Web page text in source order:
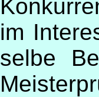
im
selbe